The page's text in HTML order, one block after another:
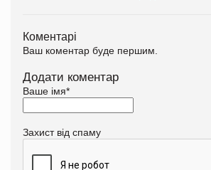
Коментарі
Ваш коментар буде першим.
Додати коментар
Ваше імя*
Захист від спаму